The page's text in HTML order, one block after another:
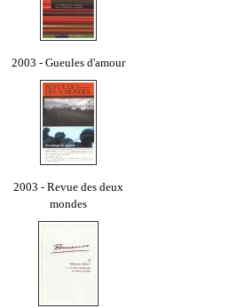
2003 - Gueules d'amour
2003 - Revue des deux
mondes